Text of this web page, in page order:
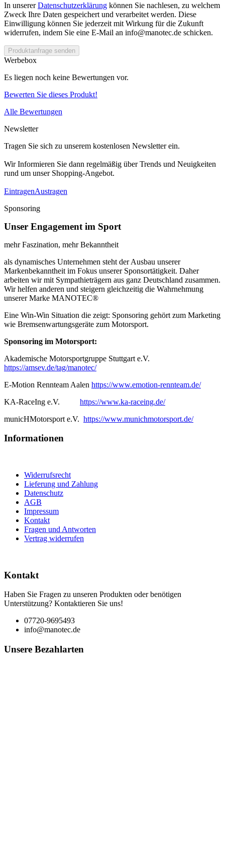
In unsererDatenschutzerklärung können Sie nachlesen, zu welchem
Zweck Ihre Daten gespeichert und verarbeitet werden. Diese
Einwilligung können Sie jederzeit mit Wirkung für die Zukunft
widerrufen, indem Sie eine E-Mail an info@manotec.de schicken.
Produktanfrage senden
Werbebox
Es liegen noch keine Bewertungen vor.
Bewerten Sie dieses Produkt!
Alle Bewertungen
Newsletter
Tragen Sie sich zu unserem kostenlosen Newsletter ein.
Wir Informieren Sie dann regelmäßig über Trends und Neuigkeiten
rund um unser Shopping-Angebot.
EintragenAustragen
Sponsoring
Unser Engagement im Sport
mehr Faszination, mehr Bekanntheit
als dynamisches Unternehmen steht der Ausbau unserer
Markenbekanntheit im Fokus unserer Sponsortätigkeit. Daher
arbeiten wir mit Sympathieträgern aus ganz Deutschland zusammen.
Wir helfen anderen und steigern gleichzeitig die Wahrnehmung
unserer Marke MANOTEC®
Eine Win-Win Situation die zeigt: Sponsoring gehört zum Marketing
wie Bremsenwartungsgeräte zum Motorsport.
Sponsoring im Motorsport:
Akademische Motorsportgruppe Stuttgart e.V.
https://amsev.de/tag/manotec/
E-Motion Rennteam Aalen https://www.emotion-rennteam.de/
KA-RaceIng e.V. https://www.ka-raceing.de/
municHMotorsport e.V. https://www.munichmotorsport.de/
Informationen
Widerrufsrecht
Lieferung und Zahlung
Datenschutz
AGB
Impressum
Kontakt
Fragen und Antworten
Vertrag widerrufen
Kontakt
Haben Sie Fragen zu unseren Produkten oder benötigen
Unterstützung? Kontaktieren Sie uns!
07720-9695493
info@manotec.de
Unsere Bezahlarten